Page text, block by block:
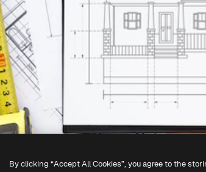
By clicking “Accept All Cookies”, you agree to the